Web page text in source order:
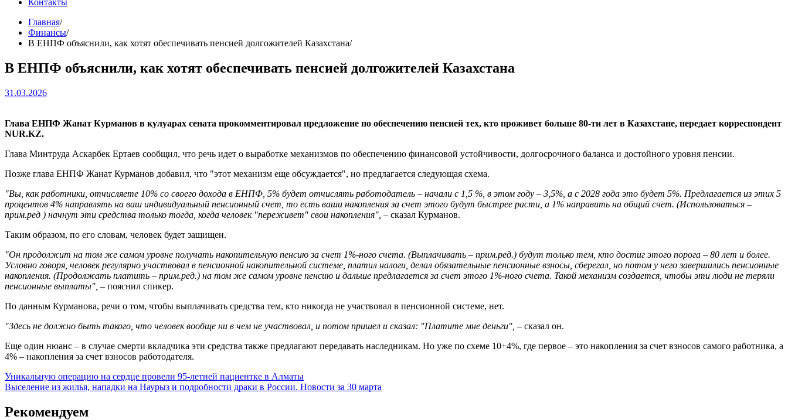
Контакты
Главная
Финансы
В ЕНПФ объяснили, как хотят обеспечивать пенсией долгожителей Казахстана
В ЕНПФ объяснили, как хотят обеспечивать пенсией долгожителей Казахстана
31.03.2026
Глава ЕНПФ Жанат Курманов в кулуарах сената прокомментировал предложение по обеспечению пенсией тех, кто проживет больше 80-ти лет в Казахстане, передает корреспондент
NUR.KZ.
Глава Минтруда Аскарбек Ертаев сообщил, что речь идет о выработке механизмов по обеспечению финансовой устойчивости, долгосрочного баланса и достойного уровня пенсии.
Позже глава ЕНПФ Жанат Курманов добавил, что "этот механизм еще обсуждается", но предлагается следующая схема.
"Вы, как работники, отчисляете 10% со своего дохода в ЕНПФ, 5% будет отчислять работодатель – начали с 1,5 %, в этом году – 3,5%, а с 2028 года это будет 5%. Предлагается из этих 5
процентов 4% направлять на ваш индивидуальный пенсионный счет, то есть ваши накопления за счет этого будут быстрее расти, а 1% направить на общий счет. (Использоваться –
прим.ред ) начнут эти средства только тогда, когда человек "переживет" свои накопления", – сказал Курманов.
Таким образом, по его словам, человек будет защищен.
"Он продолжит на том же самом уровне получать накопительную пенсию за счет 1%-ного счета. (Выплачивать – прим.ред.) будут только тем, кто достиг этого порога – 80 лет и более.
Условно говоря, человек регулярно участвовал в пенсионной накопительной системе, платил налоги, делал обязательные пенсионные взносы, сберегал, но потом у него завершились пенсионные
накопления. (Продолжать платить – прим.ред.) на том же самом уровне пенсию и дальше предлагается за счет этого 1%-ного счета. Такой механизм создается, чтобы эти люди не теряли
пенсионные выплаты", – пояснил спикер.
По данным Курманова, речи о том, чтобы выплачивать средства тем, кто никогда не участвовал в пенсионной системе, нет.
"Здесь не должно быть такого, что человек вообще ни в чем не участвовал, и потом пришел и сказал: "Платите мне деньги", – сказал он.
Еще один нюанс – в случае смерти вкладчика эти средства также предлагают передавать наследникам. Но уже по схеме 10+4%, где первое – это накопления за счет взносов самого работника, а
4% – накопления за счет взносов работодателя.
Навигация
по
записям
Уникальную операцию на сердце провели 95-летней пациентке в Алматы
Выселение из жилья, нападки на Наурыз и подробности драки в России. Новости за 30 марта
Рекомендуем